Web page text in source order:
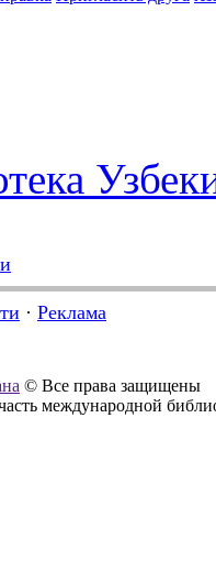
· Реклама
© Все права защищены
международной